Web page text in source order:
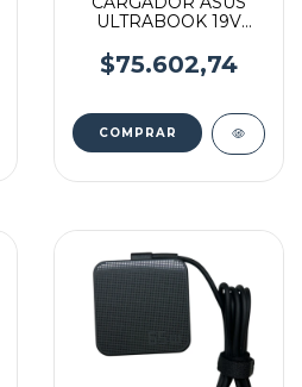
ULTRABOOK 19V
$75.602,74